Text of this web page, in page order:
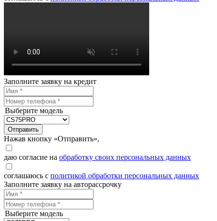
Заполните заявку на кредит
Выберите модель
Отправить
Нажав кнопку «Отправить»,
даю согласие на обработку своих персональных данных
соглашаюсь с политикой обработки персональных данных
Заполните заявку на авторассрочку
Выберите модель